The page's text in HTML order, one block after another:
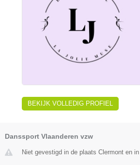
BEKIJK VOLLEDIG PROFIEL
Danssport Vlaanderen vzw
Niet gevestigd in de plaats Clermont en